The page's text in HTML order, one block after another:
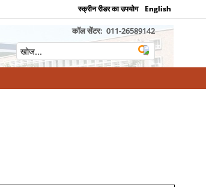
स्क्रीन रीडर का उपयोग English
कॉल सेंटर: 011-26589142